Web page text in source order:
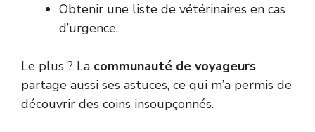
Obtenir une liste de vétérinaires en cas
d’urgence.
Le plus ? La communauté de voyageurs
partage aussi ses astuces, ce qui m’a permis de
découvrir des coins insoupçonnés.